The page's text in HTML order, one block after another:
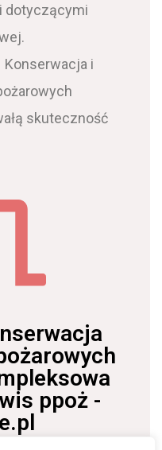
dotyczącymi
Konserwacja i
skuteczność
ppoż -